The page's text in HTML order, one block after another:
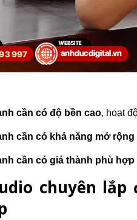
cần có độ bền cao, hoạt
cần có khả năng mở rộng
cần có giá thành phù hợp
chuyên